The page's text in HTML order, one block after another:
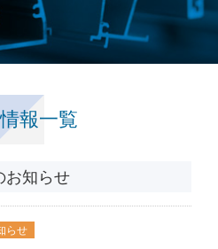
報一覧
お知らせ
らせ